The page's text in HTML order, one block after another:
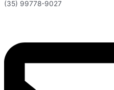
(35) 99778-9027